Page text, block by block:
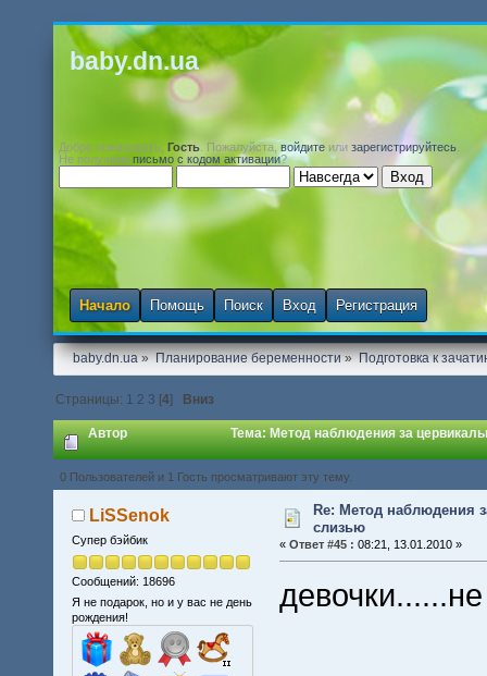
baby.dn.ua
Добро пожаловать, Гость . Пожалуйста,войдите или зарегистрируйтесь
Не получили письмо с кодом активации?
Начало Помощь Поиск Вход Регистрация
baby.dn.ua» Планирование беременности» Подготовка к
Страницы: 1 2 3 [4] Вниз
Автор Тема: Метод наблюдения за
0 Пользователей и 1 Гость просматривают эту тему.
LiSSenok
Супер бэйбик
Сообщений: 18696
Я не подарок, но и у вас не день
рождения!
Re: Метод наблюдения
слизью
« Ответ #45 : 08:21, 13.01.2010 »